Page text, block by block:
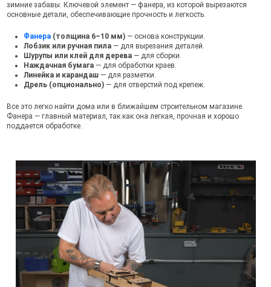
зимние забавы. Ключевой элемент — фанера, из которой вырезаются
основные детали, обеспечивающие прочность и легкость.
Фанера(толщина 6–10 мм)— основа конструкции.
Лобзик или ручная пила— для вырезания деталей.
Шурупы или клей для дерева— для сборки.
Наждачная бумага— для обработки краев.
Линейка и карандаш— для разметки.
Дрель (опционально)— для отверстий под крепеж.
Все это легко найти дома или в ближайшем строительном магазине.
Фанера — главный материал, так как она легкая, прочная и хорошо
поддается обработке.